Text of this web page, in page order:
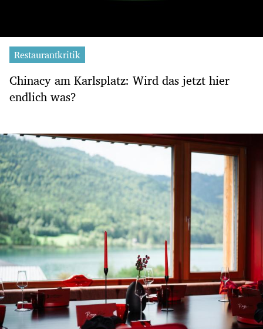
Restaurantkritik
Chinacy am Karlsplatz: Wird das jetzt hier
endlich was?